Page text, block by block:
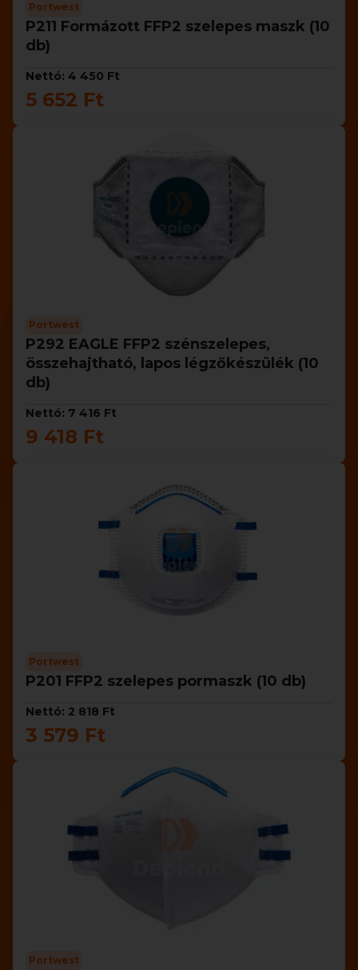
Portwest
P211 Formázott FFP2 szelepes maszk (10
db)
Nettó: 4 450 Ft
5 652 Ft
Portwest
P292 EAGLE FFP2 szénszelepes,
összehajtható, lapos légzőkészülék (10
db)
Nettó: 7 416 Ft
9 418 Ft
Portwest
P201 FFP2 szelepes pormaszk (10 db)
Nettó: 2 818 Ft
3 579 Ft
Portwest